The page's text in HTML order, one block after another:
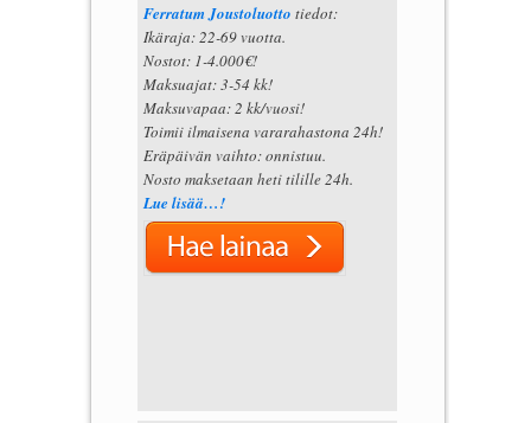
Ferratum Joustoluotto tiedot:
Ikäraja: 22-69 vuotta.
Nostot: 1-4.000€!
Maksuajat: 3-54 kk!
Maksuvapaa: 2 kk/vuosi!
Toimii ilmaisena vararahastona 24h!
Eräpäivän vaihto: onnistuu.
Nosto maksetaan heti tilille 24h.
Lue lisää…!